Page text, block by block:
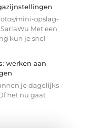
mini-opslag-
Met een
kun je snel
werken aan
je dagelijks
het nu gaat